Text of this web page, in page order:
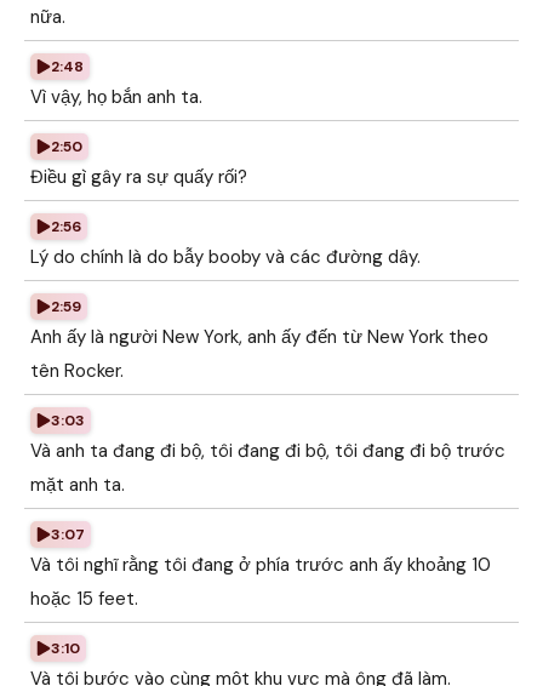
nữa.
2:48
Vì vậy, họ bắn anh ta.
2:50
Điều gì gây ra sự quấy rối?
2:56
Lý do chính là do bẫy booby và các đường dây.
2:59
Anh ấy là người New York, anh ấy đến từ New York theo
tên Rocker.
3:03
Và anh ta đang đi bộ, tôi đang đi bộ, tôi đang đi bộ trước
mặt anh ta.
3:07
Và tôi nghĩ rằng tôi đang ở phía trước anh ấy khoảng 10
hoặc 15 feet.
3:10
Và tôi bước vào cùng một khu vực mà ông đã làm.